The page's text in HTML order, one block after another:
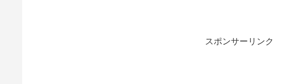
スポンサーリンク